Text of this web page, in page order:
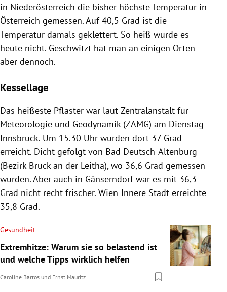
Untermenü
in Niederösterreich die bisher höchste Temperatur in
Österreich gemessen. Auf 40,5 Grad ist die
Temperatur damals geklettert. So heiß wurde es
heute nicht. Geschwitzt hat man an einigen Orten
aber dennoch.
Kessellage
Das heißeste Pflaster war laut Zentralanstalt für
Meteorologie und Geodynamik (ZAMG) am Dienstag
Innsbruck. Um 15.30 Uhr wurden dort 37 Grad
erreicht. Dicht gefolgt von Bad Deutsch-Altenburg
(Bezirk Bruck an der Leitha), wo 36,6 Grad gemessen
wurden. Aber auch in Gänserndorf war es mit 36,3
Grad nicht recht frischer. Wien-Innere Stadt erreichte
35,8 Grad.
Gesundheit
Extremhitze: Warum sie so belastend ist
und welche Tipps wirklich helfen
Caroline Bartos und Ernst Mauritz